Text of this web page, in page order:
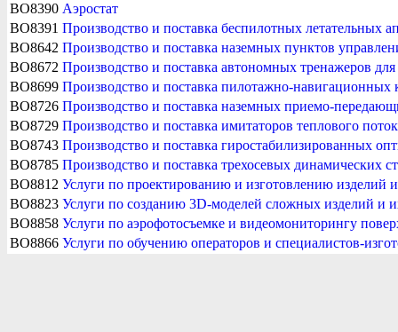
BO8390 Аэростат
BO8391 Производство и поставка беспилотных летательных
BO8642 Производство и поставка наземных пунктов
BO8672 Производство и поставка автономных тренажеров
BO8699 Производство и поставка пилотажно-
BO8726 Производство и поставка наземных приемо-
BO8729 Производство и поставка имитаторов теплового
BO8743 Производство и поставка гиростабилизированных
BO8785 Производство и поставка трехосевых динамических
BO8812 Услуги по проектированию и изготовлению
BO8823 Услуги по созданию 3D-моделей сложных изделий и
BO8858 Услуги по аэрофотосъемке и видеомониторингу
BO8866 Услуги по обучению операторов и специалистов-